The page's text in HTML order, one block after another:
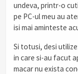
undeva, printr-o
pe PC-ul meu au
isi mai aminteste
Si totusi, desi
in care si-au facut
macar nu exista